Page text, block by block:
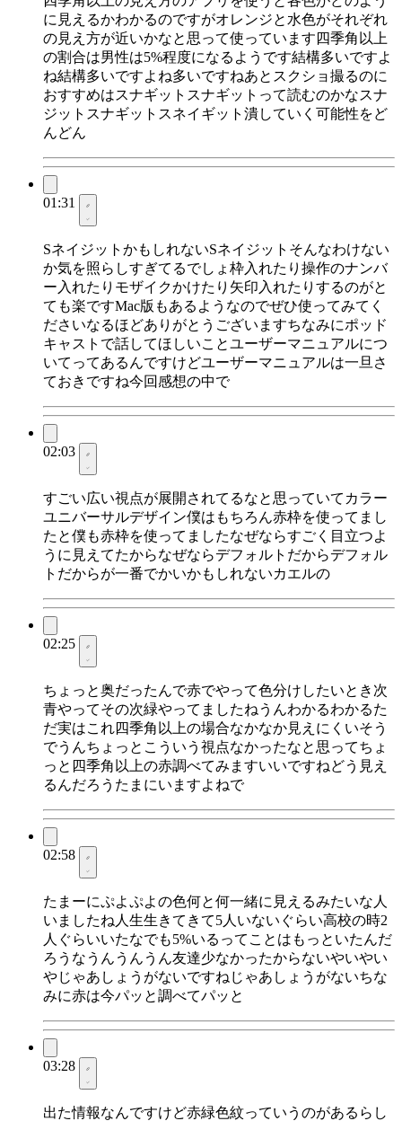
に見えるかわかるのですがオレンジと水色がそれぞれ
の見え方が近いかなと思って使っています四季角以上
の割合は男性は5%程度になるようです結構多いですよ
ね結構多いですよね多いですねあとスクショ撮るのに
おすすめはスナギットスナギットって読むのかなスナ
ジットスナギットスネイギット潰していく可能性をど
んどん
01:31
SネイジットかもしれないSネイジットそんなわけない
か気を照らしすぎてるでしょ枠入れたり操作のナンバ
ー入れたりモザイクかけたり矢印入れたりするのがと
ても楽ですMac版もあるようなのでぜひ使ってみてく
ださいなるほどありがとうございますちなみにポッド
キャストで話してほしいことユーザーマニュアルにつ
いてってあるんですけどユーザーマニュアルは一旦さ
ておきですね今回感想の中で
02:03
すごい広い視点が展開されてるなと思っていてカラー
ユニバーサルデザイン僕はもちろん赤枠を使ってまし
たと僕も赤枠を使ってましたなぜならすごく目立つよ
うに見えてたからなぜならデフォルトだからデフォル
トだからが一番でかいかもしれないカエルの
02:25
ちょっと奥だったんで赤でやって色分けしたいとき次
青やってその次緑やってましたねうんわかるわかるた
だ実はこれ四季角以上の場合なかなか見えにくいそう
でうんちょっとこういう視点なかったなと思ってちょ
っと四季角以上の赤調べてみますいいですねどう見え
るんだろうたまにいますよねで
02:58
たまーにぷよぷよの色何と何一緒に見えるみたいな人
いましたね人生生きてきて5人いないぐらい高校の時2
人ぐらいいたなでも5%いるってことはもっといたんだ
ろうなうんうんうん友達少なかったからないやいやい
やじゃあしょうがないですねじゃあしょうがないちな
みに赤は今パッと調べてパッと
03:28
出た情報なんですけど赤緑色紋っていうのがあるらし